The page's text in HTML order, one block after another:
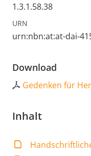
1.3.1.58.38
URN
urn:nbn:at:at-dai-
Download
Gedenken für
Inhalt